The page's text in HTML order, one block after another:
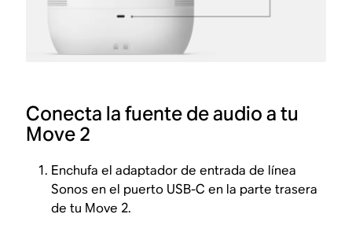
Conecta la fuente de audio a tu
Move 2
Enchufa el adaptador de entrada de línea
Sonos en el puerto USB-C en la parte trasera
de tu Move 2.